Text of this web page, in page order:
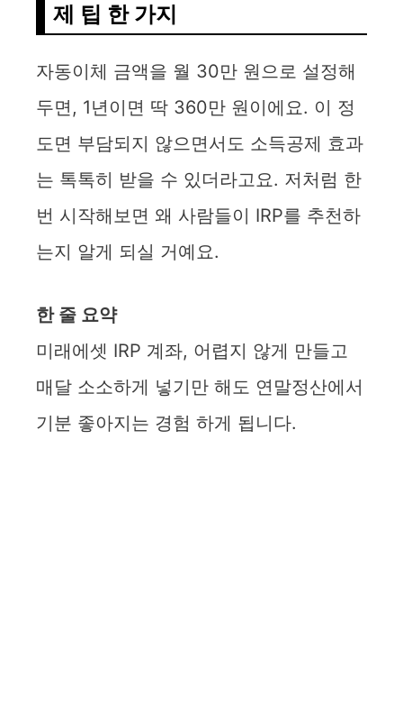
제 팁 한 가지
자동이체 금액을 월 30만 원으로 설정해
두면, 1년이면 딱 360만 원이에요. 이 정
도면 부담되지 않으면서도 소득공제 효과
는 톡톡히 받을 수 있더라고요. 저처럼 한
번 시작해보면 왜 사람들이 IRP를 추천하
는지 알게 되실 거예요.
한 줄 요약
미래에셋 IRP 계좌, 어렵지 않게 만들고
매달 소소하게 넣기만 해도 연말정산에서
기분 좋아지는 경험 하게 됩니다.